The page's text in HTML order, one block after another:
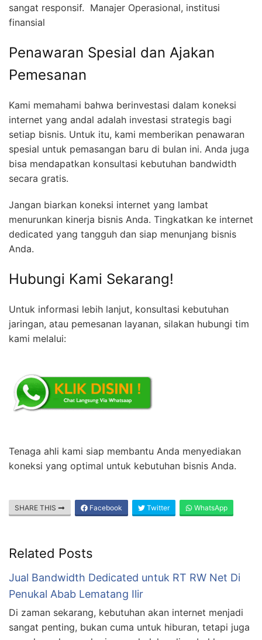
sangat responsif.  Manajer Operasional, institusi
finansial
Penawaran Spesial dan Ajakan
Pemesanan
Kami memahami bahwa berinvestasi dalam koneksi
internet yang andal adalah investasi strategis bagi
setiap bisnis. Untuk itu, kami memberikan penawaran
spesial untuk pemasangan baru di bulan ini. Anda juga
bisa mendapatkan konsultasi kebutuhan bandwidth
secara gratis.
Jangan biarkan koneksi internet yang lambat
menurunkan kinerja bisnis Anda. Tingkatkan ke internet
dedicated yang tangguh dan siap menunjang bisnis
Anda.
Hubungi Kami Sekarang!
Untuk informasi lebih lanjut, konsultasi kebutuhan
jaringan, atau pemesanan layanan, silakan hubungi tim
kami melalui:
Tenaga ahli kami siap membantu Anda menyediakan
koneksi yang optimal untuk kebutuhan bisnis Anda.
SHARE THIS Facebook Twitter WhatsApp
Related Posts
Jual Bandwidth Dedicated untuk RT RW Net Di
Penukal Abab Lematang Ilir
Di zaman sekarang, kebutuhan akan internet menjadi
sangat penting, bukan cuma untuk hiburan, tetapi juga